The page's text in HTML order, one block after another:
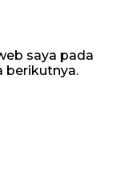
saya pada
berikutnya.